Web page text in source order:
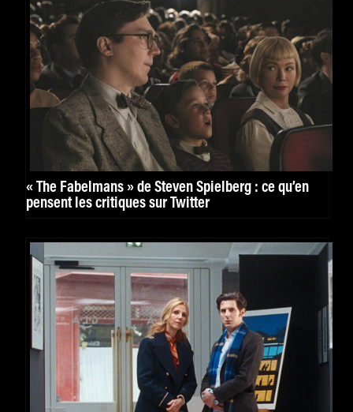
« The Fabelmans » de Steven Spielberg : ce qu’en
pensent les critiques sur Twitter